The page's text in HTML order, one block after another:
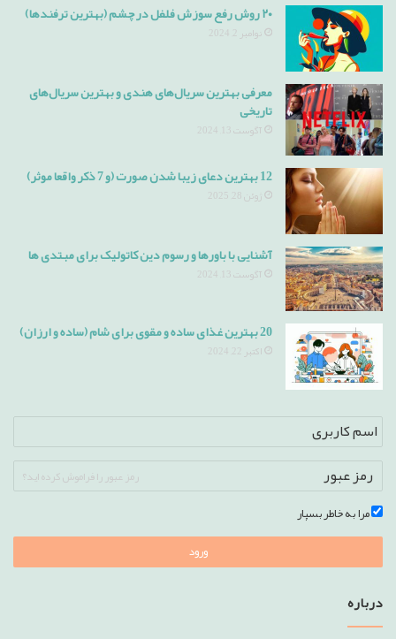
۲۰ روش رفع سوزش فلفل در چشم (بهترین ترفندها)
نوامبر 2, 2024
معرفی بهترین سریال‌های هندی و بهترین سریال‌های
تاریخی
آگوست 13, 2024
12 بهترین دعای زیبا شدن صورت (و 7 ذکر واقعا موثر)
ژوئن 28, 2025
آشنایی با باورها و رسوم دین کاتولیک برای مبتدی ها
آگوست 13, 2024
20 بهترین غذای ساده و مقوی برای شام (ساده و ارزان)
اکتبر 22, 2024
رمز عبور را فراموش کرده اید؟
مرا به خاطر بسپار
ورود
درباره